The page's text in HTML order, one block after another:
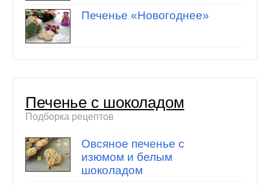
Печенье «Новогоднее»
Печенье с шоколадом
Подборка рецептов
Овсяное печенье с
изюмом и белым
шоколадом